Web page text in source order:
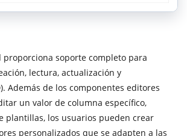
proporciona soporte completo para
lectura, actualización y
Además de los componentes editores
un valor de columna específico,
plantillas, los usuarios pueden crear
personalizados que se adapten a las